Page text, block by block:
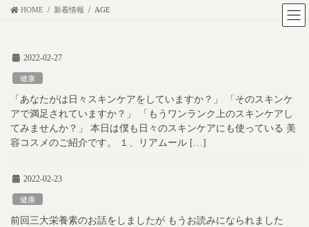
HOME 新着情報 AGE
2022-02-27
健康
「あなたがは日々スキンケアをしていますか？」 「そのスキンケ
アで満足されていますか？」 「もうワンランク上のスキンケアし
てみませんか？」 本日は僕も日々のスキンケアにも使っている 美
容コスメのご紹介です。 １、リアムール […]
2022-02-23
健康
前回三大栄養素のお話をしましたが もうお読みになられました